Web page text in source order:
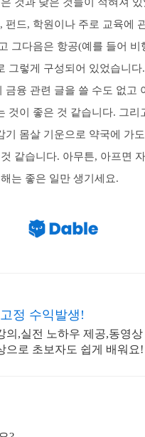
드, 학원이나 주로 교육에
그다음은 항공(예를 들어
그렇게 구성되어 있었습니
융 관련 글을 쓸 수도 없고
것이 좋은 것 같습니다. 그
몸살 기운으로 약국에 가
같습니다. 아무튼, 아프면
는 좋은 일만 생기세요.
정 수익발생!
,실전 노하우 제공,동영
으로 초보자도 쉽게 배워요!